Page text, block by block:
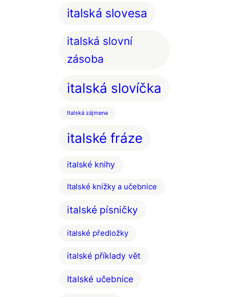
italská slovesa
italská slovní
zásoba
italská slovíčka
Italská zájmena
italské fráze
italské knihy
Italské knížky a učebnice
italské písničky
italské předložky
italské příklady vět
Italské učebnice